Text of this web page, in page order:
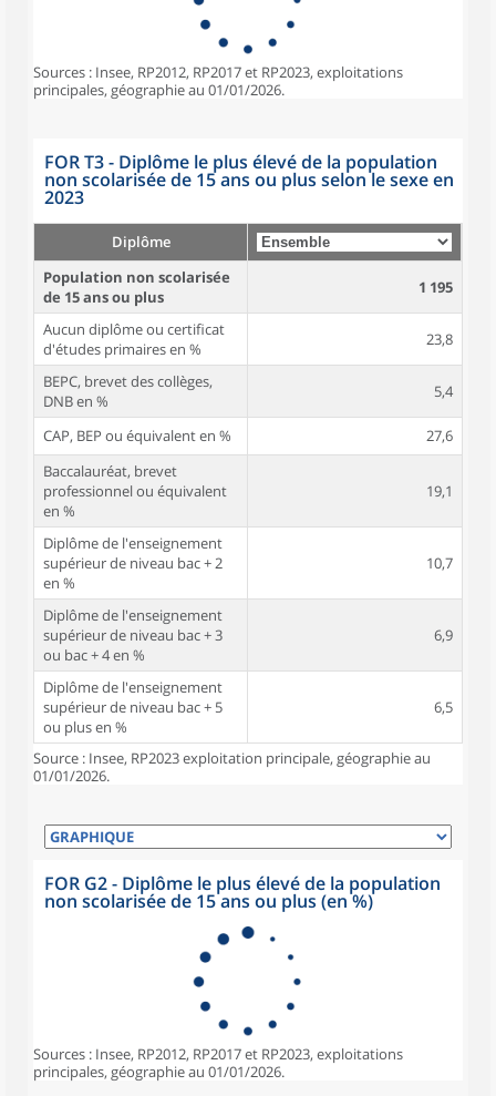
Sources : Insee, RP2012, RP2017 et RP2023, exploitations
principales, géographie au 01/01/2026.
FOR T3 - Diplôme le plus élevé de la population
non scolarisée de 15 ans ou plus selon le sexe en
2023
Diplôme
Population non scolarisée
de 15 ans ou plus
1 195
Aucun diplôme ou certificat
d'études primaires en %
23,8
BEPC, brevet des collèges,
DNB en %
5,4
CAP, BEP ou équivalent en %
27,6
Baccalauréat, brevet
professionnel ou équivalent
en %
19,1
Diplôme de l'enseignement
supérieur de niveau bac + 2
en %
10,7
Diplôme de l'enseignement
supérieur de niveau bac + 3
ou bac + 4 en %
6,9
Diplôme de l'enseignement
supérieur de niveau bac + 5
ou plus en %
6,5
Source : Insee, RP2023 exploitation principale, géographie au
01/01/2026.
FOR G2 - Diplôme le plus élevé de la population
non scolarisée de 15 ans ou plus (en %)
Sources : Insee, RP2012, RP2017 et RP2023, exploitations
principales, géographie au 01/01/2026.